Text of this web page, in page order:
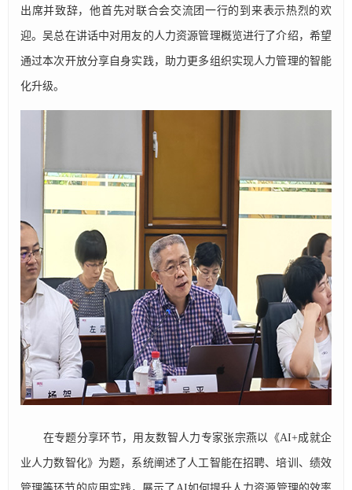
出席并致辞，他首先对联合会交流团一行的到来表示热烈的欢
迎。吴总在讲话中对用友的人力资源管理概览进行了介绍，希望
通过本次开放分享自身实践，助力更多组织实现人力管理的智能
化升级。
在专题分享环节，用友数智人力专家张宗燕以《AI+成就企
业人力数智化》为题，系统阐述了人工智能在招聘、培训、绩效